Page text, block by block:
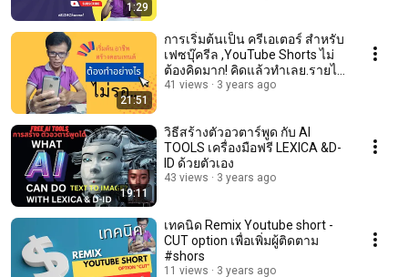
1:29
21:51
การเริ่มต้นเป็น ครีเอเตอร์ สำหรับ
เฟซบุ๊ครีล ,YouTube Shorts ไม่
ต้องคิดมาก! คิดแล้วทำเลย.รายได้
มาเอง!
41 views 3 years ago
19:11
วิธีสร้างตัวอวตาร์พูด กับ AI
TOOLS เครื่องมือฟรี LEXICA &D-
ID ด้วยตัวเอง
43 views 3 years ago
เทคนิด Remix Youtube short -
CUT option เพื่อเพิ่มผู้ติดตาม
#shors
11 views 3 years ago